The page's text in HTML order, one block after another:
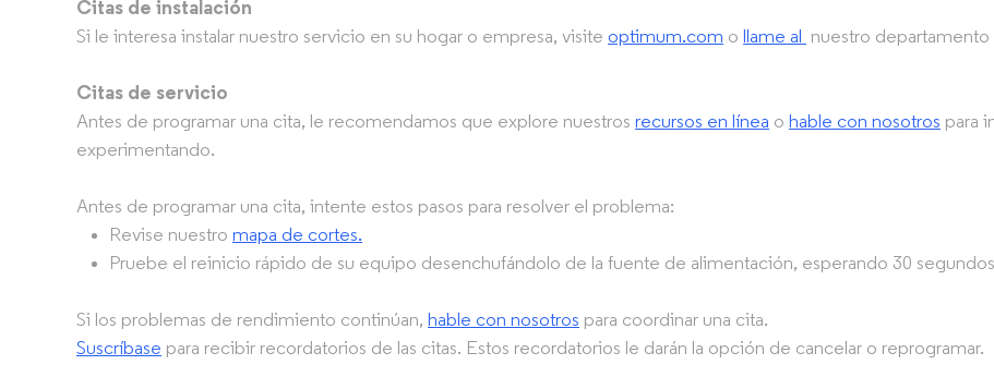
Citas de instalación
Si le interesa instalar nuestro servicio en su hogar o empresa, visite optimum.com o llame al nuestro departamento
Citas de servicio
Antes de programar una cita, le recomendamos que explore nuestros recursos en línea o hable con nosotros para
experimentando.
Antes de programar una cita, intente estos pasos para resolver el problema:
Revise nuestro mapa de cortes.
Pruebe el reinicio rápido de su equipo desenchufándolo de la fuente de alimentación, esperando 30
Si los problemas de rendimiento continúan, hable con nosotros para coordinar una cita.
Suscríbase para recibir recordatorios de las citas. Estos recordatorios le darán la opción de cancelar o reprogramar.